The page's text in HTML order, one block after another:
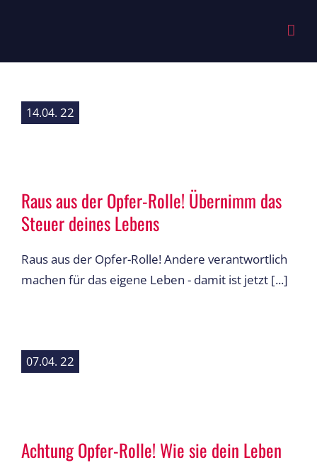
14.04. 22
Raus aus der Opfer-Rolle! Übernimm das
Steuer deines Lebens
Raus aus der Opfer-Rolle! Andere verantwortlich
machen für das eigene Leben - damit ist jetzt [...]
07.04. 22
Achtung Opfer-Rolle! Wie sie dein Leben